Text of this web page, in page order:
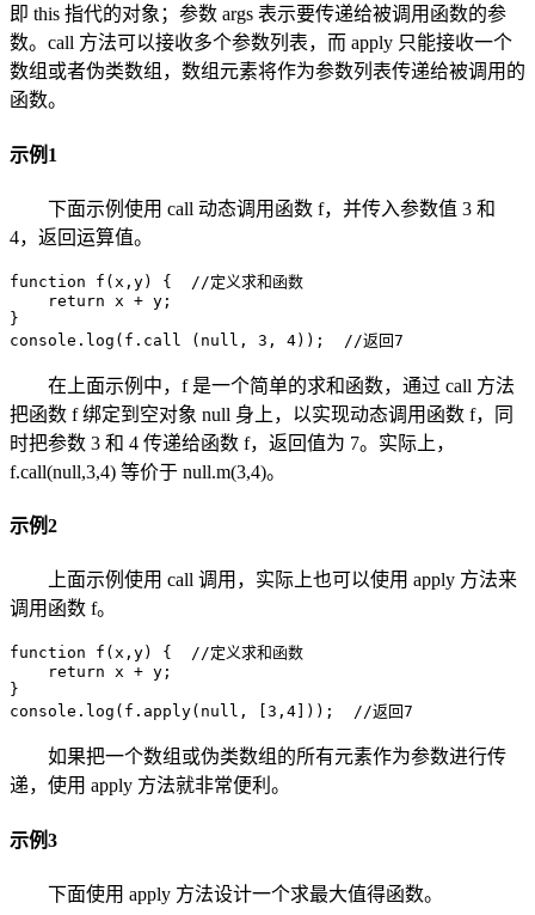
即 this 指代的对象；参数 args 表示要传递给被调用函数的参
数。call 方法可以接收多个参数列表，而 apply 只能接收一个
数组或者伪类数组，数组元素将作为参数列表传递给被调用的
函数。
示例1
下面示例使用 call 动态调用函数 f，并传入参数值 3 和
4，返回运算值。
function f(x,y) {  //定义求和函数
    return x + y;
}
console.log(f.call (null, 3, 4));  //返回7
在上面示例中，f 是一个简单的求和函数，通过 call 方法
把函数 f 绑定到空对象 null 身上，以实现动态调用函数 f，同
时把参数 3 和 4 传递给函数 f，返回值为 7。实际上，
f.call(null,3,4) 等价于 null.m(3,4)。
示例2
上面示例使用 call 调用，实际上也可以使用 apply 方法来
调用函数 f。
function f(x,y) {  //定义求和函数
    return x + y;
}
console.log(f.apply(null, [3,4]));  //返回7
如果把一个数组或伪类数组的所有元素作为参数进行传
递，使用 apply 方法就非常便利。
示例3
下面使用 apply 方法设计一个求最大值得函数。